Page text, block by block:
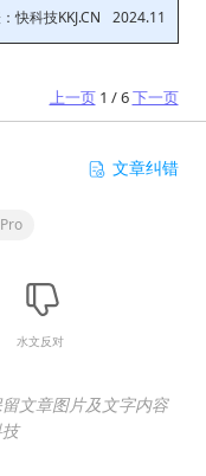
快科技KKJ.CN 2024.11
上一页1 / 6下一页
文章纠错
水文反对
文章图片及文字内容